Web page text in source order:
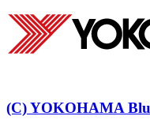
(C) YOKOHAMA